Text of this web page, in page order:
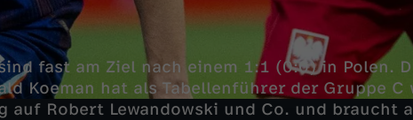
fast am Ziel nach einem 1:1 (0:0) in Polen.
Koeman hat als Tabellenführer der Gruppe
auf Robert Lewandowski und Co. und braucht